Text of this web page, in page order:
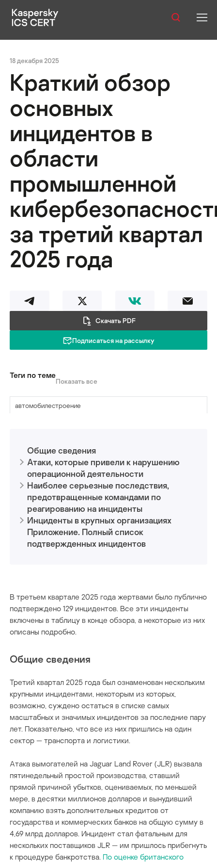
Услуги
Уязвимости
Статистика
Русский
18 декабря 2025
Краткий обзор
основных
инцидентов в
области
промышленной
за третий квартал
2025 года
Скачать PDF
Подписаться на рассылку
Теги по теме
Показать все
автомобилестроение
коммунальные службы
логистика
металлургия
обзор киберинцидентов
отказ IT-сервисов
пищевая промышленность
программы-вымогатели
текстильная промышленность
транспорт
утечка данных
электронная промышленность
энергетика
Общие сведения
­­Атаки, которые привели к нарушению
операционной деятельности
Наиболее серьезные последствия,
предотвращенные командами по
реагированию на инциденты
Инциденты в крупных организациях
Приложение. Полный список
подтвержденных инцидентов
В третьем квартале 2025 года жертвами было публично
подтверждено 129 инцидентов. Все эти инциденты
включены в таблицу в конце обзора, а некоторые из них
описаны подробно.
Общие сведения
Третий квартал 2025 года был ознаменован нескольким
крупными инцидентами, некоторым из которых,
возможно, суждено остаться в списке самых
масштабных и значимых инцидентов за последние пару
лет. Показательно, что все из них пришлись на один
сектор — транспорта и логистики.
Атака вымогателей на Jaguar Land Rover (JLR) вызвала
пятинедельный простой производства, ставший
прямой причиной убытков, оцениваемых, по меньшей
мере, в десятки миллионов долларов и вынудивший
компанию взять дополнительных кредитов от
государства и коммерческих банков на общую сумму в
4,69 млрд долларов. Инцидент стал фатальным для
нескольких поставщиков JLR — им пришлось прибегнуть
к процедуре банкротства. По оценке британского